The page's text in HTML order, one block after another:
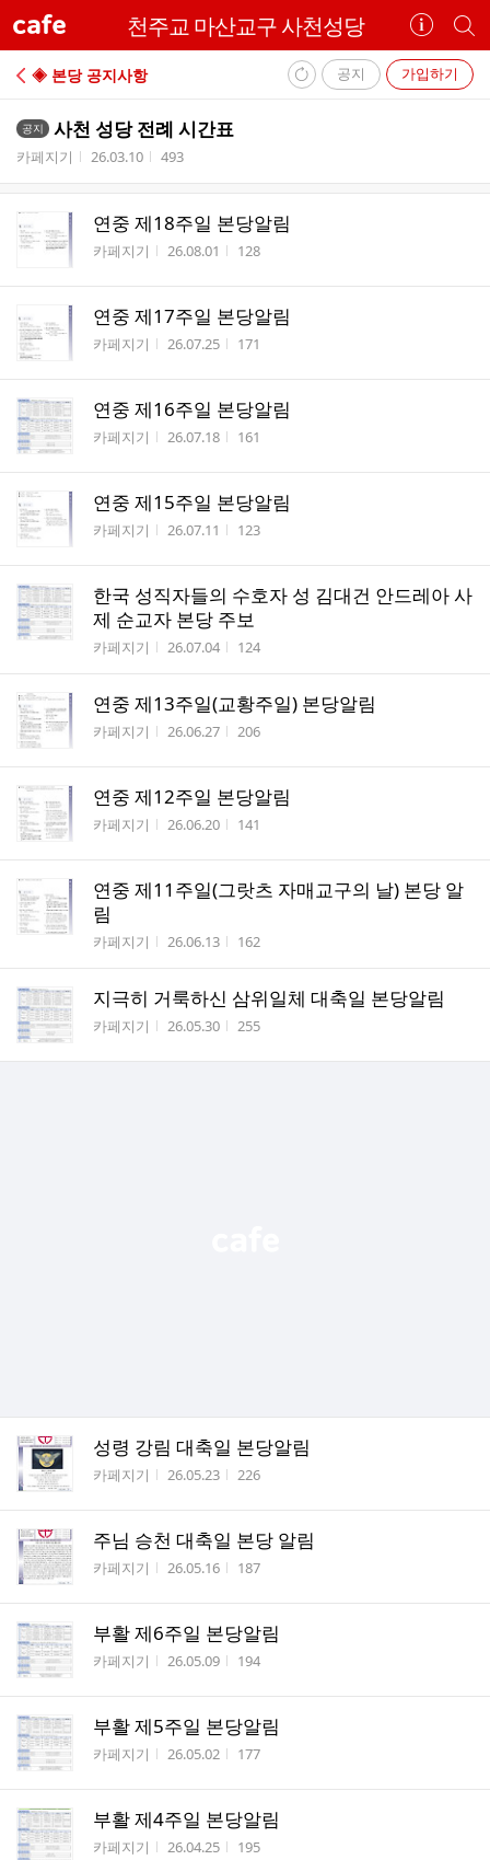
cafe 천주교 마산교구 사천성당
카
페
정
보
개
별
카
페
공지 가입하기
◈ 본당 공지사항
스
공지 사천 성당 전례 시간표
작성자
카페지기 작성시간
26.03.10 조회수
493
연중 제18주일 본당알림
작성자
카페지기 작성시간
26.08.01 조회수
128
연중 제17주일 본당알림
작성자
카페지기 작성시간
26.07.25 조회수
171
연중 제16주일 본당알림
작성자
카페지기 작성시간
26.07.18 조회수
161
연중 제15주일 본당알림
작성자
카페지기 작성시간
26.07.11 조회수
123
한국 성직자들의 수호자 성 김대건 안드레아 사
제 순교자 본당 주보
작성자
카페지기 작성시간
26.07.04 조회수
124
연중 제13주일(교황주일) 본당알림
작성자
카페지기 작성시간
26.06.27 조회수
206
연중 제12주일 본당알림
작성자
카페지기 작성시간
26.06.20 조회수
141
연중 제11주일(그랏츠 자매교구의 날) 본당 알
림
작성자
카페지기 작성시간
26.06.13 조회수
162
지극히 거룩하신 삼위일체 대축일 본당알림
작성자
카페지기 작성시간
26.05.30 조회수
255
성령 강림 대축일 본당알림
작성자
카페지기 작성시간
26.05.23 조회수
226
주님 승천 대축일 본당 알림
작성자
카페지기 작성시간
26.05.16 조회수
187
부활 제6주일 본당알림
작성자
카페지기 작성시간
26.05.09 조회수
194
부활 제5주일 본당알림
작성자
카페지기 작성시간
26.05.02 조회수
177
부활 제4주일 본당알림
작성자
카페지기 작성시간
26.04.25 조회수
195